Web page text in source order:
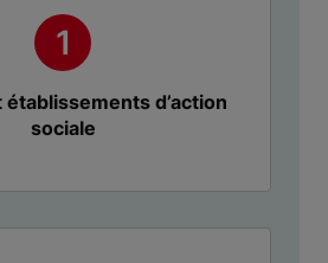
d’action
sociale